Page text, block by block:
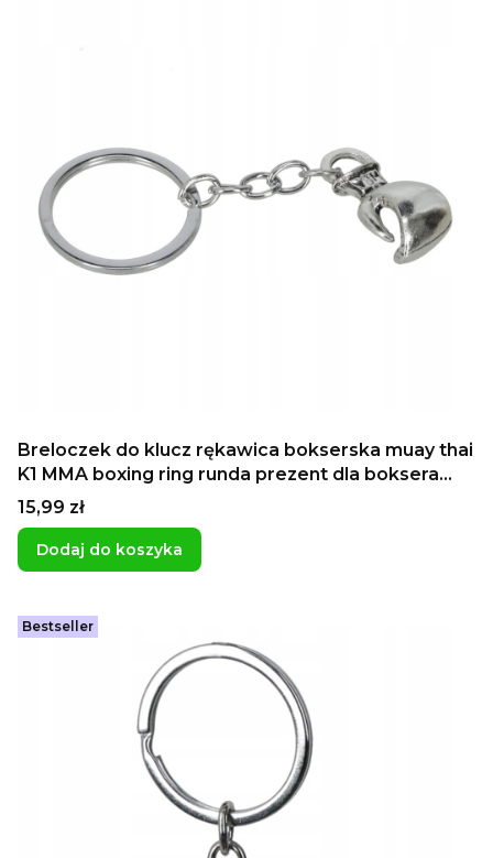
Breloczek do klucz rękawica bokserska muay thai
K1 MMA boxing ring runda prezent dla boksera
sportowca
Cena
15,99 zł
Dodaj do koszyka
Bestseller